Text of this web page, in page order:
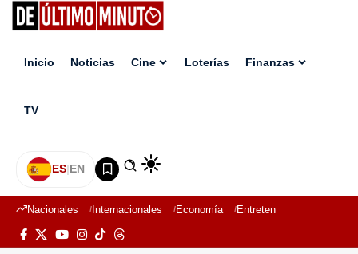
Inicio Noticias Cine Loterías Finanzas
TV
ES|EN
Nacionales Internacionales Economía Entretenimiento